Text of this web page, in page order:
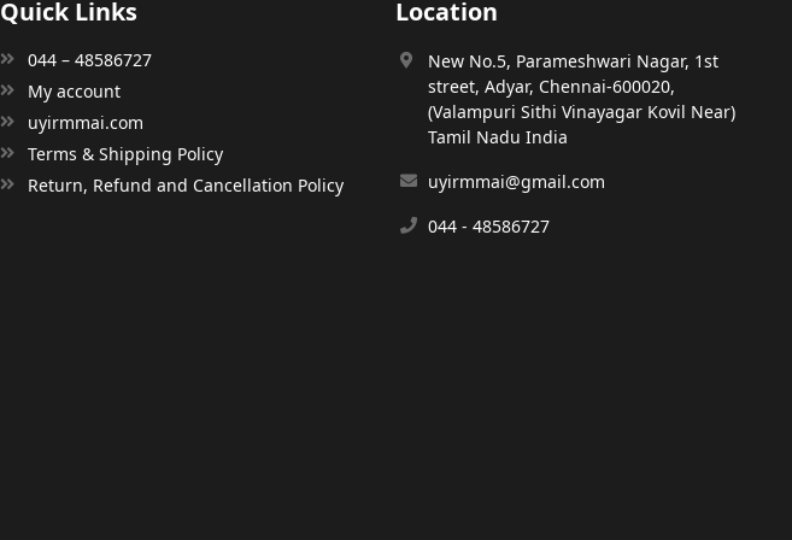
Quick Links
044 – 48586727
My account
uyirmmai.com
Terms & Shipping Policy
Return, Refund and Cancellation Policy
Location
New No.5, Parameshwari Nagar, 1st
street, Adyar, Chennai-600020,
(Valampuri Sithi Vinayagar Kovil Near)
Tamil Nadu India
uyirmmai@gmail.com
044 - 48586727